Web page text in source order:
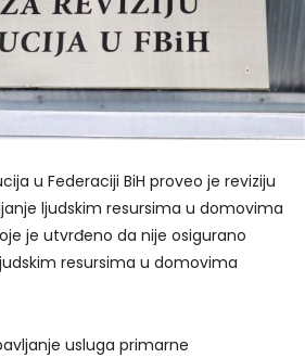
u Federaciji BiH proveo je reviziju
ljudskim resursima u domovima
je utvrđeno da nije osigurano
resursima u domovima
usluga primarne